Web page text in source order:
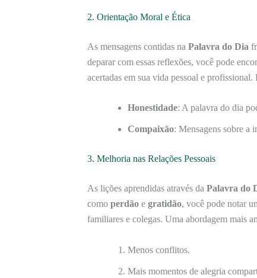
2. Orientação Moral e Ética
As mensagens contidas na Palavra do Dia
deparar com essas reflexões, você pode
acertadas em sua vida pessoal e profissional.
Honestidade: A palavra do dia
Compaixão: Mensagens sobre a
3. Melhoria nas Relações Pessoais
As lições aprendidas através da Palavra do
como perdão e gratidão, você pode notar
familiares e colegas. Uma abordagem mais
Menos conflitos.
Mais momentos de alegria